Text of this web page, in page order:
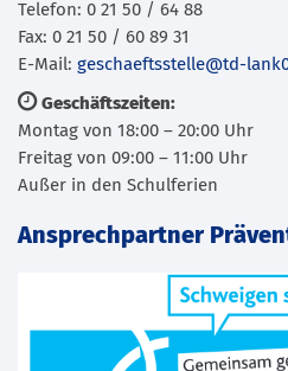
Telefon: 0 21 50 / 64 88
Fax: 0 21 50 / 60 89 31
E-Mail: geschaeftsstelle@td-
Geschäftszeiten:
Montag von 18:00 – 20:00 Uhr
Freitag von 09:00 – 11:00 Uhr
Außer in den Schulferien
Ansprechpartner